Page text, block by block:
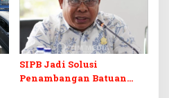
SIPB Jadi Solusi
Penambangan Batuan